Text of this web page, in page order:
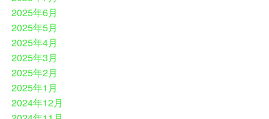
2025年6月
2025年5月
2025年4月
2025年3月
2025年2月
2025年1月
2024年12月